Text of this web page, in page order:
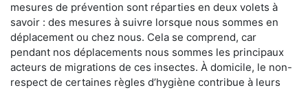
mesures de prévention sont réparties en deux volets à
savoir : des mesures à suivre lorsque nous sommes en
déplacement ou chez nous. Cela se comprend, car
pendant nos déplacements nous sommes les principaux
acteurs de migrations de ces insectes. À domicile, le non-
respect de certaines règles d’hygiène contribue à leurs